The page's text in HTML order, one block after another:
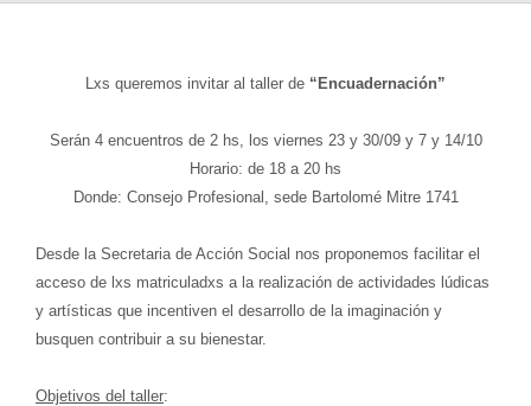
Lxs queremos invitar al taller de “Encuadernación”
Serán 4 encuentros de 2 hs, los viernes 23 y 30/09 y 7 y 14/10
Horario: de 18 a 20 hs
Donde: Consejo Profesional, sede Bartolomé Mitre 1741
Desde la Secretaria de Acción Social nos proponemos facilitar el
acceso de lxs matriculadxs a la realización de actividades lúdicas
y artísticas que incentiven el desarrollo de la imaginación y
busquen contribuir a su bienestar.
Objetivos del taller: